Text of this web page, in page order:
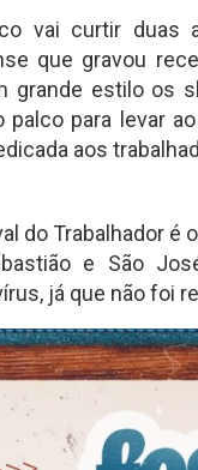
vai curtir duas
que gravou
grande estilo os
palco para levar
aos
do Trabalhador
e São
já que não foi